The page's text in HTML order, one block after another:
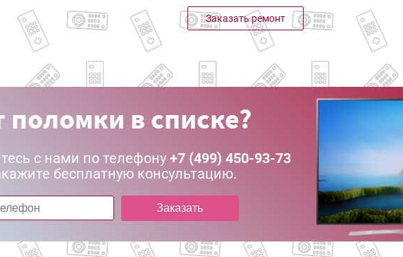
Заказать ремонт
поломки в списке?
с нами по телефону +7 (499) 450-93-73
бесплатную консультацию.
Заказать